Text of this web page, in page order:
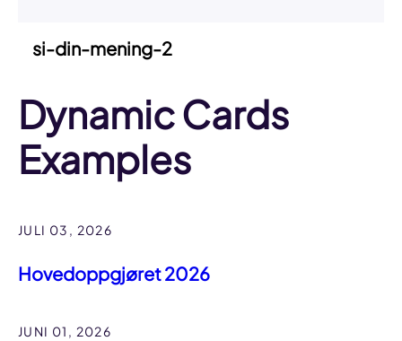
si-din-mening-2
Dynamic Cards
Examples
JULI 03, 2026
Hovedoppgjøret 2026
JUNI 01, 2026